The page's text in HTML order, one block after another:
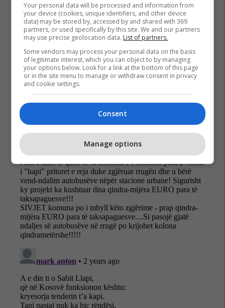
Your personal data will be processed and information from
your device (cookies, unique identifiers, and other device
data) may be stored by, accessed by and shared with 369
partners, or used specifically by this site. We and our partners
may use precise geolocation data. List of partners.
Some vendors may process your personal data on the basis
of legitimate interest, which you can object to by managing
your options below. Look for a link at the bottom of this page
or in the site menu to manage or withdraw consent in privacy
and cookie settings.
Consent
Manage options